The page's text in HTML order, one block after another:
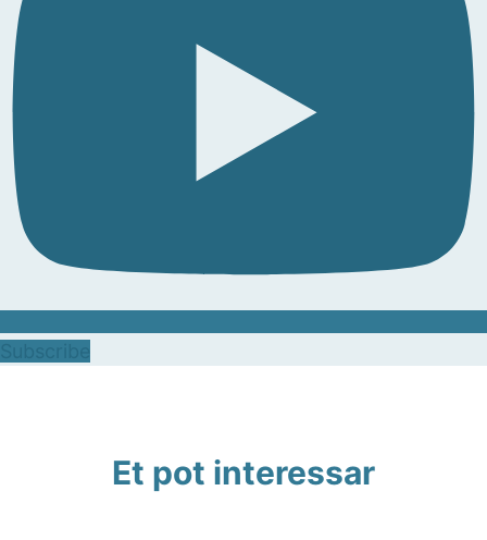
Et pot interessar